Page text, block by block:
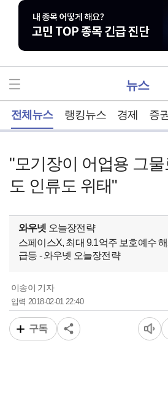
뉴스
전체뉴스 랭킹뉴스 경제 증권
"모기장이 어업용 그
도 인류도 위태"
와우넷 오늘장전략
스페이스X, 최대 9.1억주 보호예수
급등 - 와우넷 오늘장전략
이송이 기자
입력2018-02-01 22:40
구독